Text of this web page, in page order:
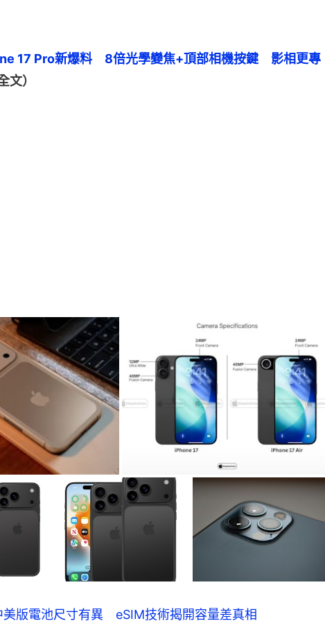
17 Pro新爆料　8倍光學變焦+頂部相機按鍵　影相更專
文）
美版電池尺寸有異 eSIM技術揭開容量差真相